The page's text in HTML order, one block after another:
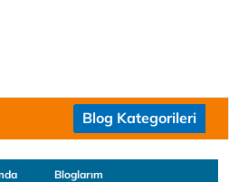
Blog Kategorileri
Bloglarım